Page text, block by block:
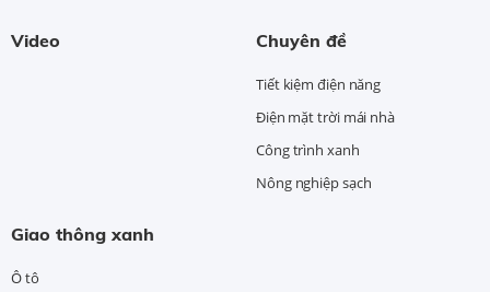
Video Chuyên đề
Tiết kiệm điện năng
Điện mặt trời mái nhà
Công trình xanh
Nông nghiệp sạch
Giao thông xanh
Ô tô